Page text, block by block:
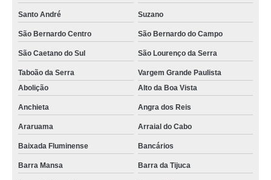
Santo André Suzano
São Bernardo Centro São Bernardo do Campo
São Caetano do Sul São Lourenço da Serra
Taboão da Serra
Vargem Grande Paulista
Abolição
Alto da Boa Vista
Anchieta Angra dos Reis
Araruama Arraial do Cabo
Baixada Fluminense Bancários
Barra Mansa Barra da Tijuca